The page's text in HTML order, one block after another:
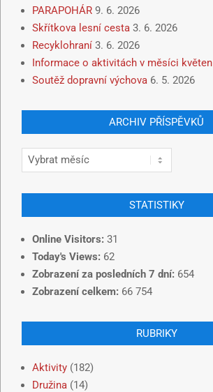
PARAPOHÁR 9. 6. 2026
Skřítkova lesní cesta 3. 6. 2026
Recyklohraní 3. 6. 2026
Informace o aktivitách v měsíci květen
Soutěž dopravní výchova 6. 5. 2026
ARCHIV PŘÍSPĚVKŮ
STATISTIKY
Online Visitors: 31
Today's Views: 62
Zobrazení za posledních 7 dní: 654
Zobrazení celkem: 66 754
RUBRIKY
Aktivity (182)
Družina (14)